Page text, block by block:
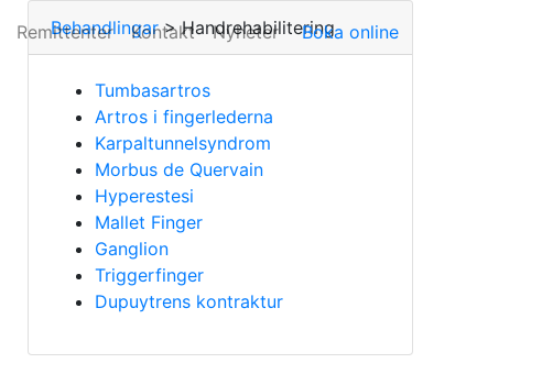
Remittenter Kontakt Nyheter Boka online
Behandlingar> Handrehabilitering
Tumbasartros
Artros i fingerlederna
Karpaltunnelsyndrom
Morbus de Quervain
Hyperestesi
Mallet Finger
Ganglion
Triggerfinger
Dupuytrens kontraktur